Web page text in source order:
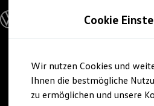
Hauptinhalt
springen
Footer
springen
Modelle und Konfigurator
Konfigurator
Modelle vergleichen
Elektroautos
ENERGY Sondermodelle
Nutzfahrzeuge
SUV und CUV
Cookie
Wir nutzen Cookies und
Ihnen die bestmögliche
zu ermöglichen und unsere